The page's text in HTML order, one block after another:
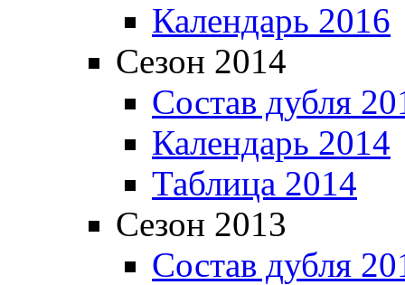
Календарь 2016
Сезон 2014
Состав дубля
Календарь 2014
Таблица 2014
Сезон 2013
Состав дубля